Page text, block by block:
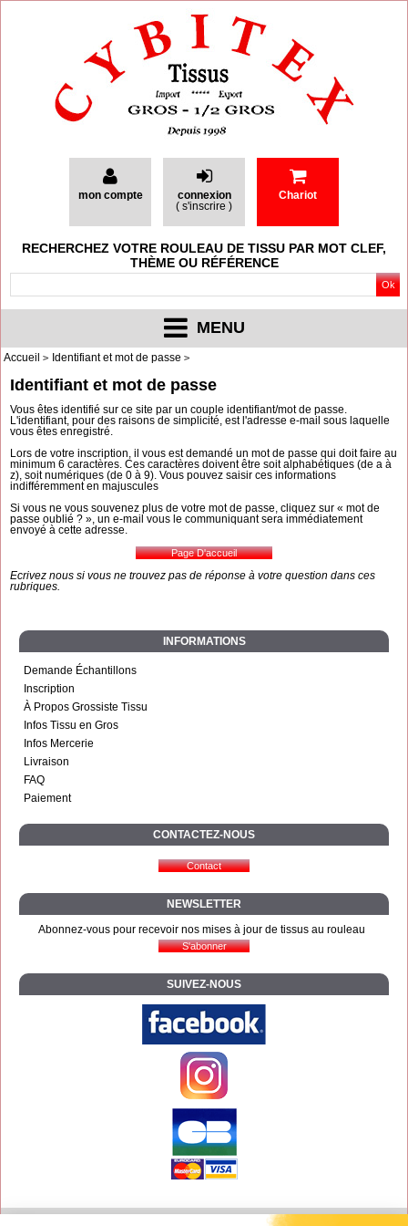
mon compte
connexion
( s'inscrire )
Chariot
MENU
INFORMATIONS
Demande Échantillons
Inscription
À Propos Grossiste Tissu
Infos Tissu en Gros
Infos Mercerie
Livraison
FAQ
Paiement
RECHERCHEZ VOTRE ROULEAU DE TISSU PAR MOT CLEF,
THÈME OU RÉFÉRENCE
CONTACTEZ-NOUS
NEWSLETTER
Abonnez-vous pour recevoir nos mises à jour de tissus au rouleau
SUIVEZ-NOUS
Accueil Identifiant et mot de passe
Identifiant et mot de passe
Vous êtes identifié sur ce site par un couple identifiant/mot de passe.
L'identifiant, pour des raisons de simplicité, est l'adresse e-mail sous laquelle
vous êtes enregistré.
Lors de votre inscription, il vous est demandé un mot de passe qui doit faire au
minimum 6 caractères. Ces caractères doivent être soit alphabétiques (de a à
z), soit numériques (de 0 à 9). Vous pouvez saisir ces informations
indifféremment en majuscules
Si vous ne vous souvenez plus de votre mot de passe, cliquez sur « mot de
passe oublié ? », un e-mail vous le communiquant sera immédiatement
envoyé à cette adresse.
Ecrivez nous si vous ne trouvez pas de réponse à votre question dans ces
rubriques.